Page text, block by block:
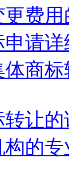
费
请
商
让
的